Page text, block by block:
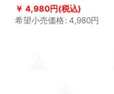
4,980円(税込)
希望小売価格: 4,980円